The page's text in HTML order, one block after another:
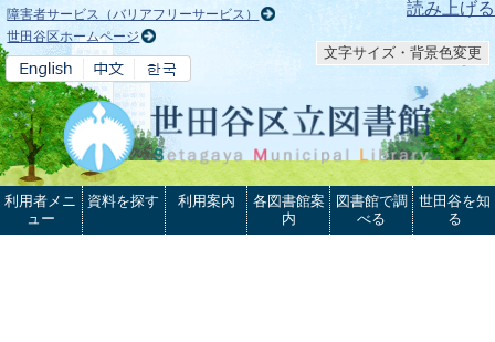
本文へ 読み上げる
障害者サービス（バリアフリーサービス）
世田谷区ホームページ
文字サイズ・背景色変更
利用者メニ
ュー
資料を探す 利用案内
各図書館案
内
図書館で調
べる
世田谷を知
る